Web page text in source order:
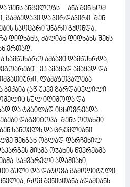
შენს ანგელოზს... ანა შენ ხომ
გამბედავი და პირდაპირი. შენ
საოცარი უნარი გქონდა,
დიდხანს, ძალიან დიდხანს შენს
ერთად.
სამწუხარო ამბავი დამწუხრდა,
ეჰ ამაყად ამაყად და
ლამაზთვალება
(აწ უკვე გარდაცვლილი
სულ იღიმოდა და
და ტკბილად იცხოვრებდა.
დაგვიტოვა. შენს ოთახში
სანთელს და ცრემლიანი
შენგან ობლად დარჩენილ
მისმა ოჯახის წევრებმა
საყვარელი ადამიანი,
გული და დატოვა გამოფიტული
რომ შენისთანა ადამიანს